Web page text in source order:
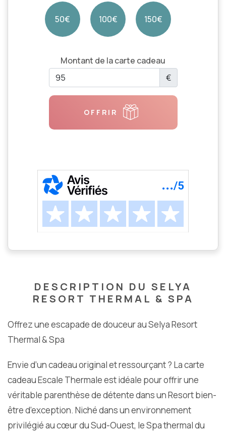
50€ 100€ 150€
Montant de la carte cadeau
€
OFFRIR
DESCRIPTION DU SELYA
RESORT THERMAL & SPA
Offrez une escapade de douceur au Selya Resort
Thermal & Spa
Envie d’un cadeau original et ressourçant ? La carte
cadeau Escale Thermale est idéale pour offrir une
véritable parenthèse de détente dans un Resort bien-
être d’exception. Niché dans un environnement
privilégié au cœur du Sud-Ouest, le Spa thermal du